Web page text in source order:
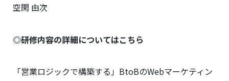
空閑 由次
◎研修内容の詳細についてはこちら
「営業ロジックで構築する」BtoBのWebマーケティン